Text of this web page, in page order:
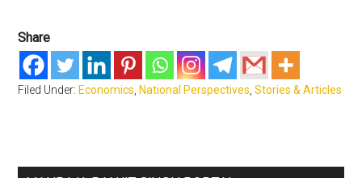
Share
Filed Under: Economics National Perspectives ,Stories & Articles